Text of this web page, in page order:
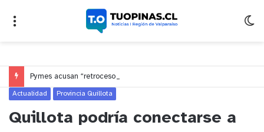
Actualidad Provincia Quillota
Quillota podría conectarse a